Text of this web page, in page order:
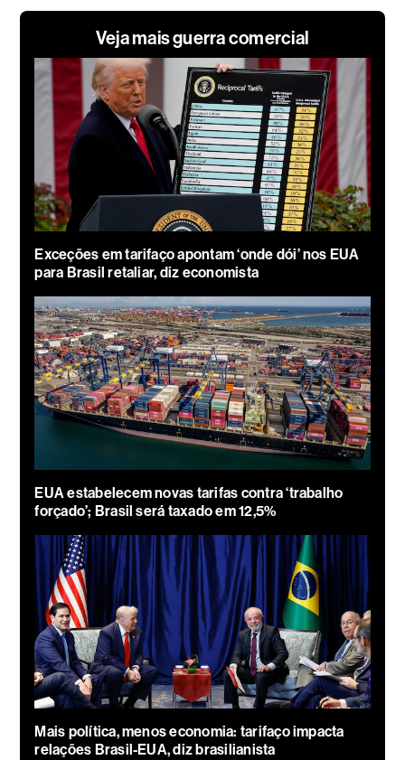
Veja mais guerra comercial
Exceções em tarifaço apontam ‘onde dói’ nos EUA
para Brasil retaliar, diz economista
EUA estabelecem novas tarifas contra ‘trabalho
forçado’; Brasil será taxado em 12,5%
Mais política, menos economia: tarifaço impacta
relações Brasil-EUA, diz brasilianista